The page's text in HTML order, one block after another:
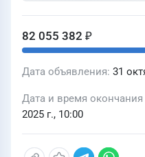
82 055 382 ₽
Дата объявления 31
Дата и время
2025 г., 10:00